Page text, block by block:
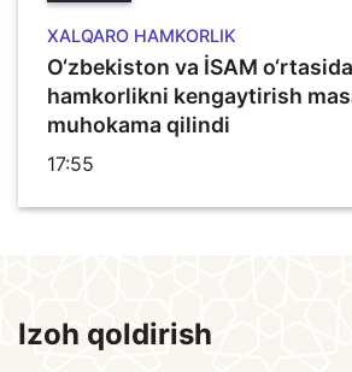
XALQARO HAMKORLIK
O‘zbekiston va İSAM
hamkorlikni kengaytirish
muhokama qilindi
17:55
Izoh qoldirish